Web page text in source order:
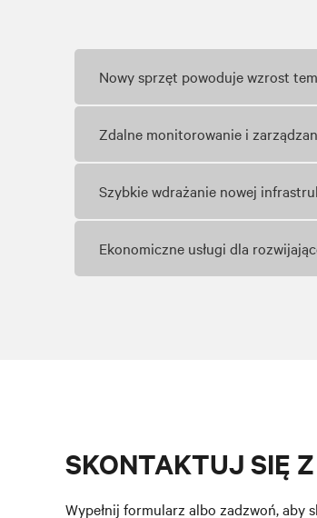
Nowy sprzęt powoduje wzrost
Zdalne monitorowanie i
Szybkie wdrażanie nowej
Ekonomiczne usługi dla
SKONTAKTUJ SIĘ
Wypełnij formularz albo zadzwoń, aby